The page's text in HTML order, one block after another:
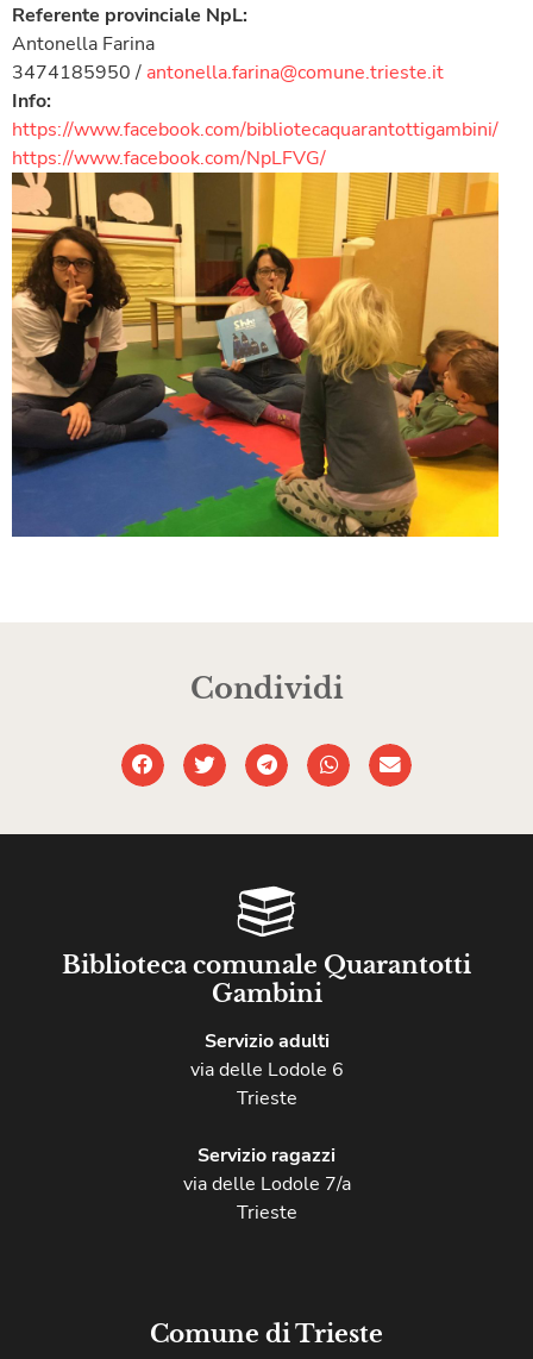
Referente provinciale NpL:
Antonella Farina
3474185950 / antonella.farina@comune.trieste.it
Info:
https://www.facebook.com/bibliotecaquarantottigambini/
https://www.facebook.com/NpLFVG/
Condividi
Biblioteca comunale Quarantotti
Gambini
Servizio adulti
via delle Lodole 6
Trieste
Servizio ragazzi
via delle Lodole 7/a
Trieste
Comune di Trieste